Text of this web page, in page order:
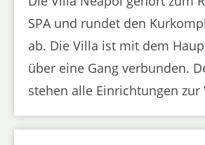
SPA und rundet den
ab. Die Villa ist mit dem
über eine Gang verbunden.
stehen alle Einrichtungen zur